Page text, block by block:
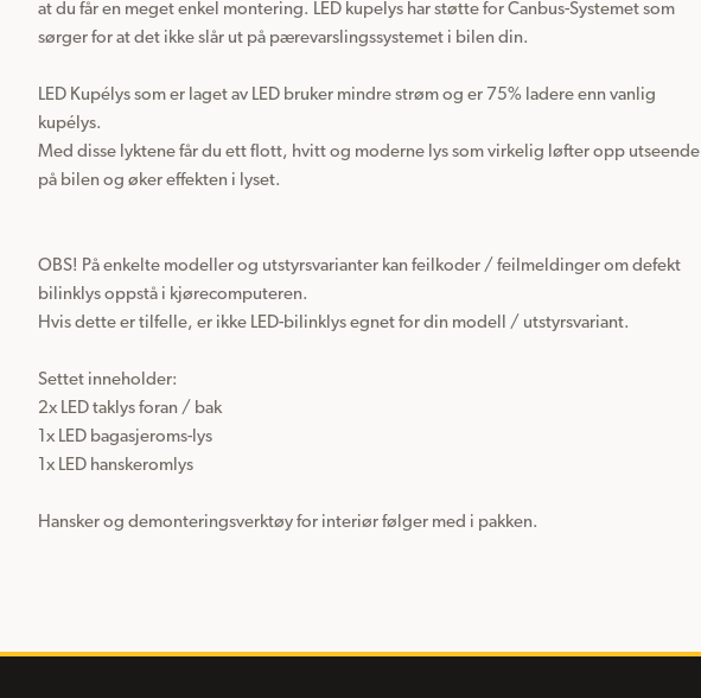
at du får en meget enkel montering. LED kupelys har støtte for Canbus-Systemet som
sørger for at det ikke slår ut på pærevarslingssystemet i bilen din.
LED Kupélys som er laget av LED bruker mindre strøm og er 75% ladere enn vanlig
kupélys.
Med disse lyktene får du ett flott, hvitt og moderne lys som virkelig løfter opp utseende
på bilen og øker effekten i lyset.
OBS! På enkelte modeller og utstyrsvarianter kan feilkoder / feilmeldinger om defekt
bilinklys oppstå i kjørecomputeren.
Hvis dette er tilfelle, er ikke LED-bilinklys egnet for din modell / utstyrsvariant.
Settet inneholder:
2x LED taklys foran / bak
1x LED bagasjeroms-lys
1x LED hanskeromlys
Hansker og demonteringsverktøy for interiør følger med i pakken.